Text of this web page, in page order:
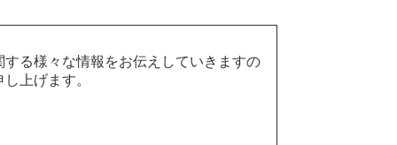
る様々な情報をお伝えしていきますの
上げます。